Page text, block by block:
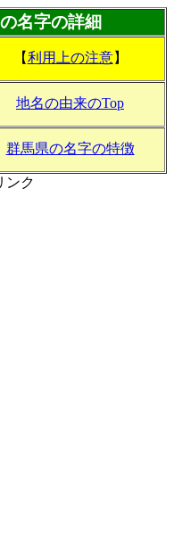
名字の詳細
【利用上の注意】
地名の由来のTop
群馬県の名字の特徴
ンク